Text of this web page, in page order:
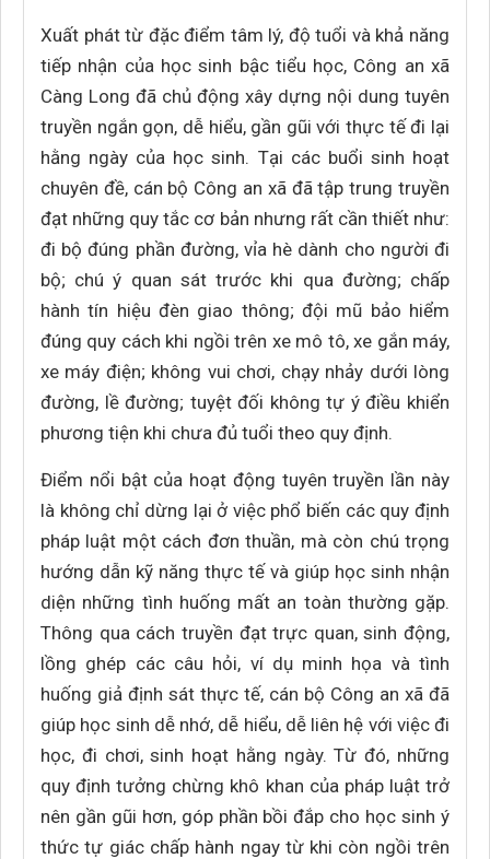
Xuất phát từ đặc điểm tâm lý, độ tuổi và khả năng
tiếp nhận của học sinh bậc tiểu học, Công an xã
Càng Long đã chủ động xây dựng nội dung tuyên
truyền ngắn gọn, dễ hiểu, gần gũi với thực tế đi lại
hằng ngày của học sinh. Tại các buổi sinh hoạt
chuyên đề, cán bộ Công an xã đã tập trung truyền
đạt những quy tắc cơ bản nhưng rất cần thiết như:
đi bộ đúng phần đường, vỉa hè dành cho người đi
bộ; chú ý quan sát trước khi qua đường; chấp
hành tín hiệu đèn giao thông; đội mũ bảo hiểm
đúng quy cách khi ngồi trên xe mô tô, xe gắn máy,
xe máy điện; không vui chơi, chạy nhảy dưới lòng
đường, lề đường; tuyệt đối không tự ý điều khiển
phương tiện khi chưa đủ tuổi theo quy định.
Điểm nổi bật của hoạt động tuyên truyền lần này
là không chỉ dừng lại ở việc phổ biến các quy định
pháp luật một cách đơn thuần, mà còn chú trọng
hướng dẫn kỹ năng thực tế và giúp học sinh nhận
diện những tình huống mất an toàn thường gặp.
Thông qua cách truyền đạt trực quan, sinh động,
lồng ghép các câu hỏi, ví dụ minh họa và tình
huống giả định sát thực tế, cán bộ Công an xã đã
giúp học sinh dễ nhớ, dễ hiểu, dễ liên hệ với việc đi
học, đi chơi, sinh hoạt hằng ngày. Từ đó, những
quy định tưởng chừng khô khan của pháp luật trở
nên gần gũi hơn, góp phần bồi đắp cho học sinh ý
thức tự giác chấp hành ngay từ khi còn ngồi trên